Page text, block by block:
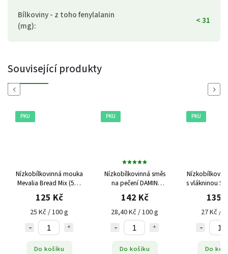
Bílkoviny - z toho fenylalanin
(mg): < 31
Související produkty
Previous
PKU
Nízkobílkovinná mouka
Mevalia Bread Mix (500
g)
125 Kč
25 Kč / 100 g
Do košíku
PKU
Nízkobílkovinná směs
na pečení DAMIN
Loprofin PKU, 500 g
142 Kč
28,40 Kč / 100 g
Do košíku
PKU
s vlákninou
metaX
135
27 Kč /
Do
Next